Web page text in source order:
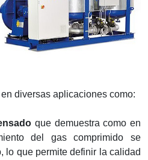
diversas aplicaciones como:
que demuestra como en
del gas comprimido se
lo que permite definir la calidad